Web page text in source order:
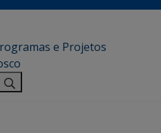
e Projetos